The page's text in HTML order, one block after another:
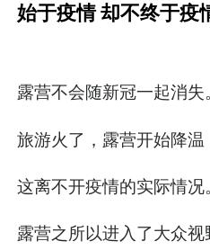
始于疫情 却不终于疫
露营不会随新冠一起消失
旅游火了，露营开始降温
这离不开疫情的实际情况
露营之所以进入了大众